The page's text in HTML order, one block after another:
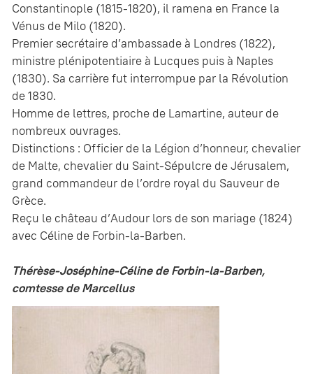
Constantinople (1815-1820), il ramena en France la
Vénus de Milo (1820).
Premier secrétaire d’ambassade à Londres (1822),
ministre plénipotentiaire à Lucques puis à Naples
(1830). Sa carrière fut interrompue par la Révolution
de 1830.
Homme de lettres, proche de Lamartine, auteur de
nombreux ouvrages.
Distinctions : Officier de la Légion d’honneur, chevalier
de Malte, chevalier du Saint-Sépulcre de Jérusalem,
grand commandeur de l’ordre royal du Sauveur de
Grèce.
Reçu le château d’Audour lors de son mariage (1824)
avec Céline de Forbin-la-Barben.
Thérèse-Joséphine-Céline de Forbin-la-Barben,
comtesse de Marcellus